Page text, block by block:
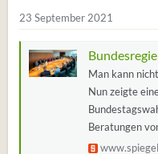
e
n
:
23 September 2021
Bundesregierung
Man kann
Nun zeigte
Beratungen